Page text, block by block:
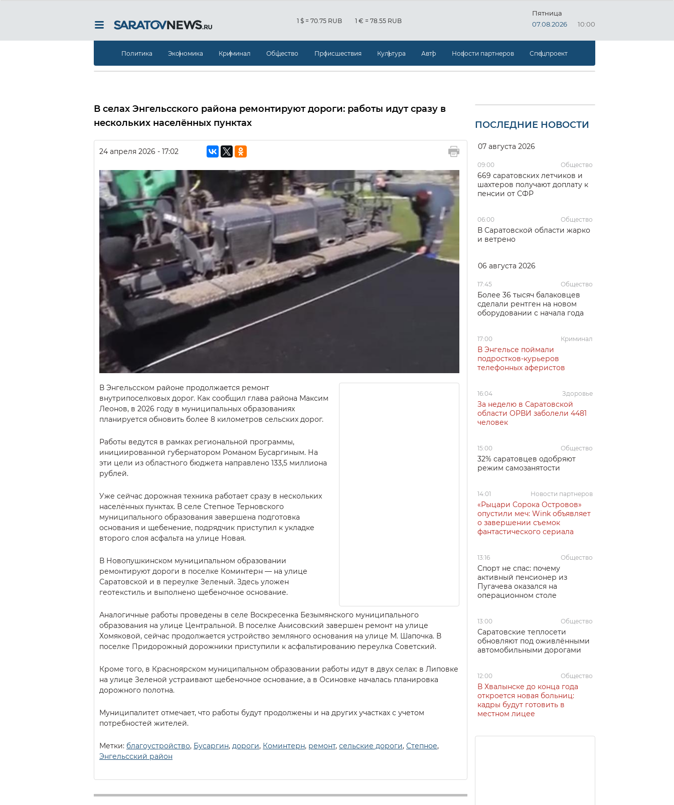
1 $ = 70.75 RUB 1 € = 78.55 RUB
Пятница
07.08.2026
10:00
Политика Экономика Криминал Общество Происшествия Культура Авто Новости партнеров Спецпроект
В селах Энгельсского района ремонтируют дороги: работы идут сразу в
нескольких населённых пунктах
24 апреля 2026 - 17:02
В Энгельсском районе продолжается ремонт
внутрипоселковых дорог. Как сообщил глава района Максим
Леонов, в 2026 году в муниципальных образованиях
планируется обновить более 8 километров сельских дорог.
Работы ведутся в рамках региональной программы,
инициированной губернатором Романом Бусаргиным. На
эти цели из областного бюджета направлено 133,5 миллиона
рублей.
Уже сейчас дорожная техника работает сразу в нескольких
населённых пунктах. В селе Степное Терновского
муниципального образования завершена подготовка
основания и щебенение, подрядчик приступил к укладке
второго слоя асфальта на улице Новая.
В Новопушкинском муниципальном образовании
ремонтируют дороги в поселке Коминтерн — на улице
Саратовской и в переулке Зеленый. Здесь уложен
геотекстиль и выполнено щебеночное основание.
Аналогичные работы проведены в селе Воскресенка Безымянского муниципального
образования на улице Центральной. В поселке Анисовский завершен ремонт на улице
Хомяковой, сейчас продолжается устройство земляного основания на улице М. Шапочка. В
поселке Придорожный дорожники приступили к асфальтированию переулка Советский.
Кроме того, в Красноярском муниципальном образовании работы идут в двух селах: в Липовке
на улице Зеленой устраивают щебеночное основание, а в Осиновке началась планировка
дорожного полотна.
Муниципалитет отмечает, что работы будут продолжены и на других участках с учетом
потребностей жителей.
Метки: благоустройство, Бусаргин, дороги, Коминтерн, ремонт, сельские дороги, Степное,
Энгельсский район
ПОСЛЕДНИЕ НОВОСТИ
07 августа 2026
09:00 Общество
669 саратовских летчиков и
шахтеров получают доплату к
пенсии от СФР
06:00 Общество
В Саратовской области жарко
и ветрено
06 августа 2026
17:45 Общество
Более 36 тысяч балаковцев
сделали рентген на новом
оборудовании с начала года
17:00 Криминал
В Энгельсе поймали
подростков-курьеров
телефонных аферистов
16:04 Здоровье
За неделю в Саратовской
области ОРВИ заболели 4481
человек
15:00 Общество
32% саратовцев одобряют
режим самозанятости
14:01 Новости партнеров
«Рыцари Сорока Островов»
опустили меч: Wink объявляет
о завершении съемок
фантастического сериала
13:16 Общество
Спорт не спас: почему
активный пенсионер из
Пугачева оказался на
операционном столе
13:00 Общество
Саратовские теплосети
обновляют под оживлёнными
автомобильными дорогами
12:00 Общество
В Хвалынске до конца года
откроется новая больниц:
кадры будут готовить в
местном лицее